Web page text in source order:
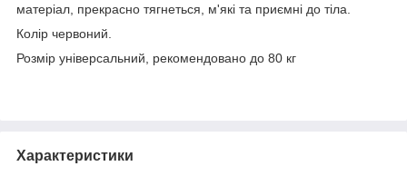
матеріал, прекрасно тягнеться, м'які та приємні до тіла.
Колір червоний.
Розмір універсальний, рекомендовано до 80 кг
Характеристики